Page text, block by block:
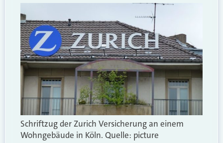
Schriftzug der Zurich Versicherung an einem
Wohngebäude in Köln. Quelle: picture